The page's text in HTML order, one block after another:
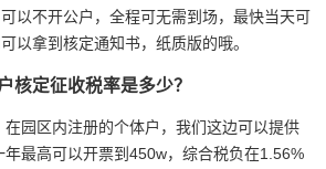
以不开公户，全程可无需到场，最快当天可
以拿到核定通知书，纸质版的哦。
核定征收税率是多少？
区内注册的个体户，我们这边可以提供
最高可以开票到450w，综合税负在1.56%